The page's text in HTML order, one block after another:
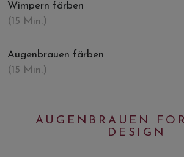
Wimpern färben
(15 Min.)
Augenbrauen färben
(15 Min.)
AUGENBRAUEN
DESIGN